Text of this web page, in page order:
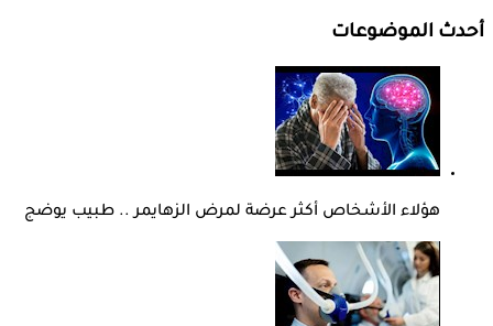
أحدث الموضوعات
هؤلاء الأشخاص أكثر عرضة لمرض الزهايمر .. طبيب يوضج